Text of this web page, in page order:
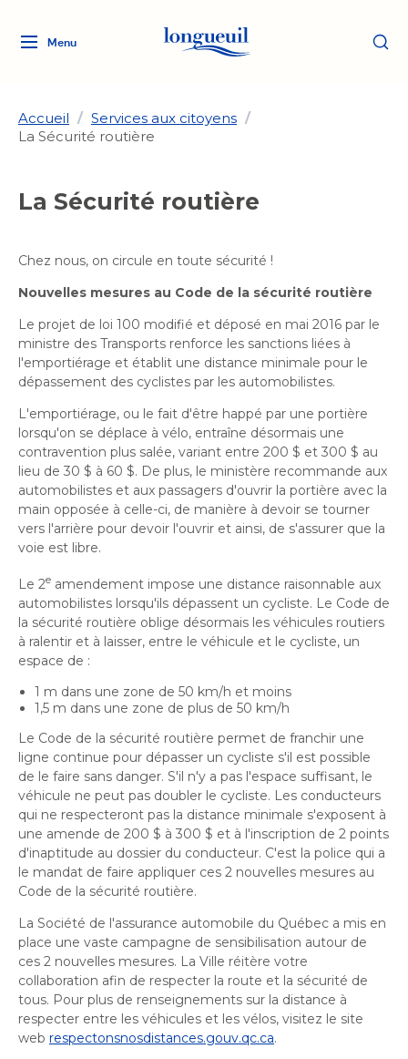
Menu
Logo
Ville
vers
Rôle d'évaluation
Rôle d'évaluation
Taxes
Arts et culture
Bibliothèques
Bibliothèques
Développement social
Développement social
Histoire et patrimoine
Histoire et patrimoine
Loisir et vie communautaire
Loisir et vie communautaire
Parcs et espaces verts
Parcs et espaces verts
Sports et saines habitudes de vie
Sports et saines habitudes de vie
Reconnaissance et soutien des organismes
Bénévolat
Bénévolat
Lutte à l'itinérance
Lutte à l'itinérance
Services de proximité
Déneigement
Déneigement
Eau
Écocentres
Écocentres
Info-Travaux
Info-Travaux
Matières résiduelles et collectes
Matières résiduelles et collectes
Stationnements municipaux
Voie publique
Voie publique
Transition socioécologique
et mobilité
Transition socioécologique et mobilité
Transition socioécologique et mobilité
Arbres, plantes et pelouse
Arbres, plantes et pelouse
Biodiversité et milieux naturels
Biodiversité et milieux naturels
Lutte aux changements climatiques
Mobilité durable
Mobilité durable
Verdissement et travaux de foresterie
Verdissement et travaux de foresterie
Sécurité publique
Service de police
Service de police
Service sécurité incendie
Service sécurité incendie
Sécurisation des rues locales
Vie démocratique
Élus
Demande d'accès à l'information
Demande d'accès à l'information
Instances décisionnelles
Instances décisionnelles
Participation citoyenne
Participation citoyenne
Procès-verbaux
Projets particuliers
Projets particuliers
Ouvre
dans
une
nouvelle
fenêtre
Règlements municipaux
Règlements municipaux
Entreprises
Développement économique
Développement économique
Ouvre
dans
nouvelle
fenêtre
Développement immobilier
Développement immobilier
une
fenêtre
Fournisseurs
Fournisseurs
Gestion des matières résiduelles
À propos de la Ville
Actualités et publications
Actualités et publications
Administration municipale
Approvisionnement
Approvisionnement
Bureau de l’éthique et de l’inspection
contractuelle
Bureau de l’éthique et de l’inspection
contractuelle
Ouvre
dans
une
nouvelle
fenêtre
Bureau protecteur citoyen
Bureau protecteur citoyen
Centre-ville de Longueuil
Centre-ville de Longueuil
Cour municipale et contravention
Cour municipale et contravention
Gouvernance et saine gestion
Gouvernance et saine gestion
Office de participation publique de Longueuil
Office de participation publique de Longueuil
Ouvre
Politiques municipales
Quoi faire à Longueuil
Activités artistiques et
culturelles
Activités littéraires
Activités éducatives et de
loisirs
Activités sportives et plein
air
Arts de la scène, spectacles
et festivals
Calendrier des événements
Accueil / Services aux citoyens /
La Sécurité routière
La Sécurité routière
Chez nous, on circule en toute sécurité !
Nouvelles mesures au Code de la sécurité routière
Le projet de loi 100 modifié et déposé en mai 2016 par le
ministre des Transports renforce les sanctions liées à
l'emportiérage et établit une distance minimale pour le
dépassement des cyclistes par les automobilistes.
L'emportiérage, ou le fait d'être happé par une portière
lorsqu'on se déplace à vélo, entraîne désormais une
contravention plus salée, variant entre 200 $ et 300 $ au
lieu de 30 $ à 60 $. De plus, le ministère recommande aux
automobilistes et aux passagers d'ouvrir la portière avec la
main opposée à celle-ci, de manière à devoir se tourner
vers l'arrière pour devoir l'ouvrir et ainsi, de s'assurer que la
voie est libre.
Le 2e amendement impose une distance raisonnable aux
automobilistes lorsqu'ils dépassent un cycliste. Le Code de
la sécurité routière oblige désormais les véhicules routiers
à ralentir et à laisser, entre le véhicule et le cycliste, un
espace de :
1 m dans une zone de 50 km/h et moins
1,5 m dans une zone de plus de 50 km/h
Le Code de la sécurité routière permet de franchir une
ligne continue pour dépasser un cycliste s'il est possible
de le faire sans danger. S'il n'y a pas l'espace suffisant, le
véhicule ne peut pas doubler le cycliste. Les conducteurs
qui ne respecteront pas la distance minimale s'exposent à
une amende de 200 $ à 300 $ et à l'inscription de 2 points
d'inaptitude au dossier du conducteur. C'est la police qui a
le mandat de faire appliquer ces 2 nouvelles mesures au
Code de la sécurité routière.
La Société de l'assurance automobile du Québec a mis en
place une vaste campagne de sensibilisation autour de
ces 2 nouvelles mesures. La Ville réitère votre
collaboration afin de respecter la route et la sécurité de
tous. Pour plus de renseignements sur la distance à
respecter entre les véhicules et les vélos, visitez le site
web respectonsnosdistances.gouv.qc.ca.